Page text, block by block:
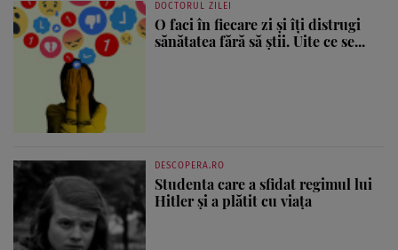
DOCTORUL ZILEI
O faci în fiecare zi și îți distrugi
sănătatea fără să știi. Uite ce se...
DESCOPERA.RO
Studenta care a sfidat regimul lui
Hitler și a plătit cu viața